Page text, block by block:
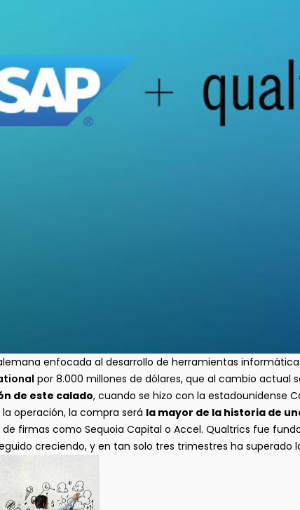
enfocada al desarrollo de herramientas
por 8.000 millones de dólares, que al cambio actual
de este calado, cuando se hizo con la estadounidense
operación, la compra será la mayor de la historia de
firmas como Sequoia Capital o Accel. Qualtrics fue
creciendo, y en tan solo tres trimestres ha superado